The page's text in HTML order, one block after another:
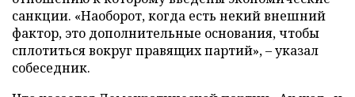
санкции. «Наоборот, когда есть некий внешний
фактор, это дополнительные основания, чтобы
сплотиться вокруг правящих партий», – указал
собеседник.